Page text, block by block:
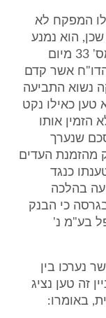
המפקח לא
הוא נמנע
מהגשת דו"חות המפקח, למעט דו"ח מס' 33 מיום
הדו"ח אשר קדם
נשוא התביעה
טען כאילו נקט
אותו
שנערך
מהזמנת העדים
כנגד
בהלכה
כי הבנק
עסקה (ר' ע"א 55/89 קופל בע"מ נ'
נערכו בין
זה טען נציג